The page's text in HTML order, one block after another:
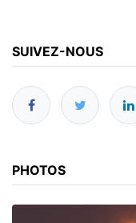
SUIVEZ-NOUS
PHOTOS